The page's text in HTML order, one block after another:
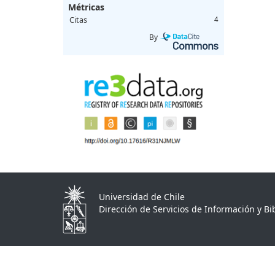
Métricas
Citas 4
By
Universidad de Chile
Dirección de Servicios de Información y